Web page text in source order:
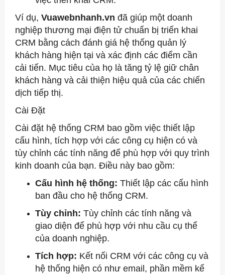
Ví dụ, Vuawebnhanh.vn đã giúp một doanh
nghiệp thương mại điện tử chuẩn bị triển khai
CRM bằng cách đánh giá hệ thống quản lý
khách hàng hiện tại và xác định các điểm cần
cải tiến. Mục tiêu của họ là tăng tỷ lệ giữ chân
khách hàng và cải thiện hiệu quả của các chiến
dịch tiếp thị.
Cài Đặt
Cài đặt hệ thống CRM bao gồm việc thiết lập
cấu hình, tích hợp với các công cụ hiện có và
tùy chỉnh các tính năng để phù hợp với quy trình
kinh doanh của bạn. Điều này bao gồm:
Cấu hình hệ thống: Thiết lập các cấu hình
ban đầu cho hệ thống CRM.
Tùy chỉnh: Tùy chỉnh các tính năng và
giao diện để phù hợp với nhu cầu cụ thể
của doanh nghiệp.
Tích hợp: Kết nối CRM với các công cụ và
hệ thống hiện có như email, phần mềm kế